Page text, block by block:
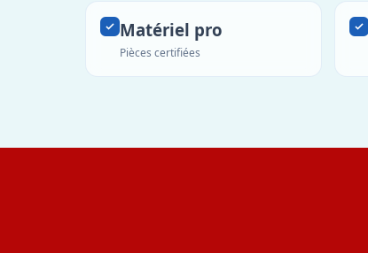
Matériel pro
Pièces certifiées